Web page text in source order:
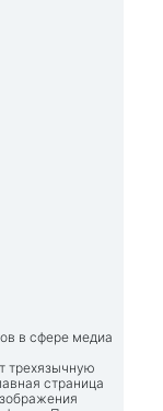
в сфере медиа
трехязычную
страница